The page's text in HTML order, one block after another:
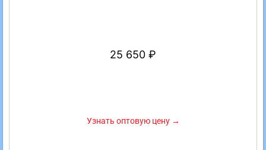
25 650 ₽
Узнать оптовую цену →